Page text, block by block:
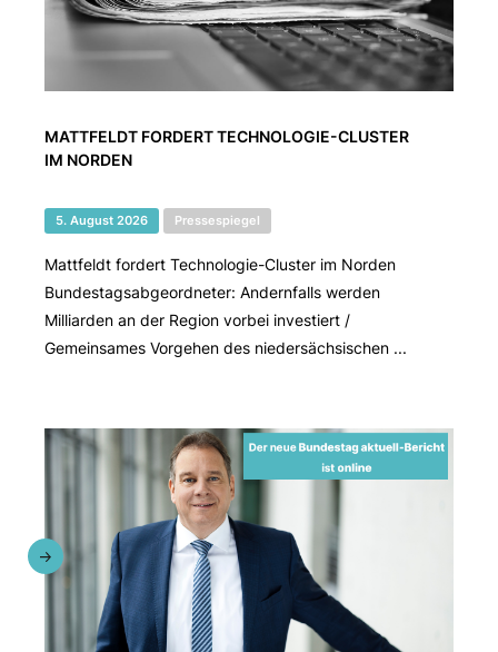
MATTFELDT FORDERT TECHNOLOGIE-CLUSTER
IM NORDEN
5. August 2026 Pressespiegel
Mattfeldt fordert Technologie-Cluster im Norden
Bundestagsabgeordneter: Andernfalls werden
Milliarden an der Region vorbei investiert /
Gemeinsames Vorgehen des niedersächsischen ...